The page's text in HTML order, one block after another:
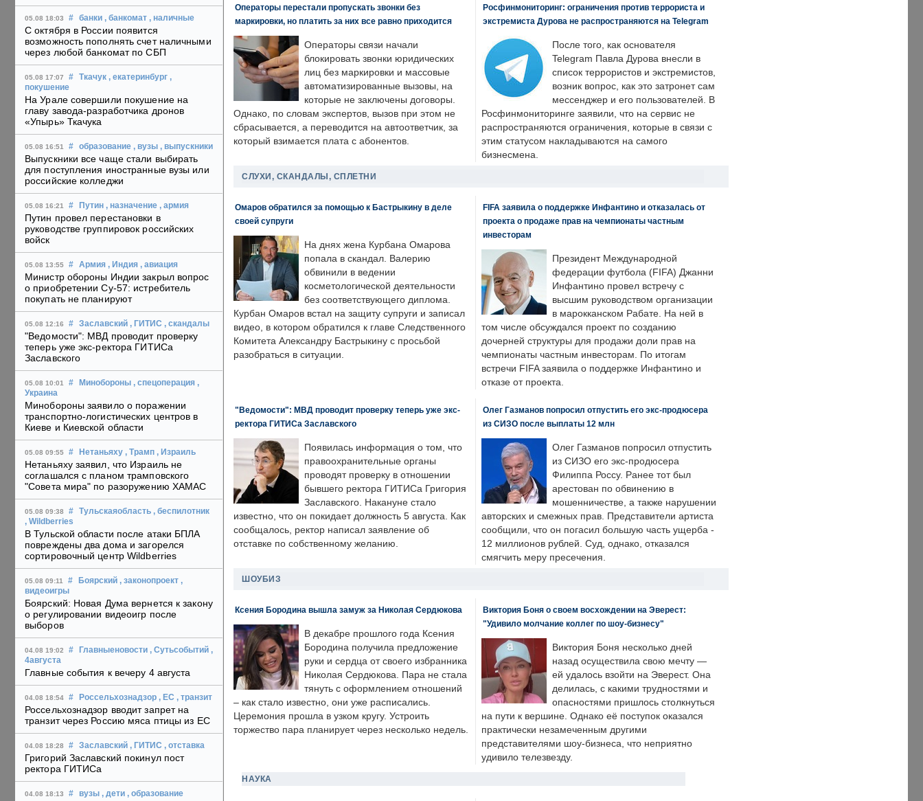
05.08 18:03 # банки , банкомат , наличные
С октября в России появится
возможность пополнять счет наличными
через любой банкомат по СБП
05.08 17:07 # Ткачук , екатеринбург ,
покушение
На Урале совершили покушение на
главу завода-разработчика дронов
«Упырь» Ткачука
05.08 16:51 # образование , вузы , выпускники
Выпускники все чаще стали выбирать
для поступления иностранные вузы или
российские колледжи
05.08 16:21 # Путин , назначение , армия
Путин провел перестановки в
руководстве группировок российских
войск
05.08 13:55 # Армия , Индия , авиация
Министр обороны Индии закрыл вопрос
о приобретении Су-57: истребитель
покупать не планируют
05.08 12:16 # Заславский , ГИТИС , скандалы
"Ведомости": МВД проводит проверку
теперь уже экс-ректора ГИТИСа
Заславского
05.08 10:01 # Минобороны , спецоперация ,
Украина
Минобороны заявило о поражении
транспортно-логистических центров в
Киеве и Киевской области
05.08 09:55 # Нетаньяху , Трамп , Израиль
Нетаньяху заявил, что Израиль не
соглашался с планом трамповского
"Совета мира" по разоружению ХАМАС
05.08 09:38 # Тульскаяобласть , беспилотник
, Wildberries
В Тульской области после атаки БПЛА
повреждены два дома и загорелся
сортировочный центр Wildberries
05.08 09:11 # Боярский , законопроект ,
видеоигры
Боярский: Новая Дума вернется к закону
о регулировании видеоигр после
выборов
04.08 19:02 # Главныеновости , Сутьсобытий ,
4августа
Главные события к вечеру 4 августа
04.08 18:54 # Россельхознадзор , ЕС , транзит
Россельхознадзор вводит запрет на
транзит через Россию мяса птицы из ЕС
04.08 18:28 # Заславский , ГИТИС , отставка
Григорий Заславский покинул пост
ректора ГИТИСа
04.08 18:13 # вузы , дети , образование
Операторы перестали пропускать звонки без
маркировки, но платить за них все равно приходится
Операторы связи начали
блокировать звонки юридических
лиц без маркировки и массовые
автоматизированные вызовы, на
которые не заключены договоры.
Однако, по словам экспертов, вызов при этом не
сбрасывается, а переводится на автоответчик, за
который взимается плата с абонентов.
Росфинмониторинг: ограничения против террориста и
экстремиста Дурова не распространяются на Telegram
После того, как основателя
Telegram Павла Дурова внесли в
список террористов и экстремистов,
возник вопрос, как это затронет сам
мессенджер и его пользователей. В
Росфинмониторинге заявили, что на сервис не
распространяются ограничения, которые в связи с
этим статусом накладываются на самого
бизнесмена.
СЛУХИ, СКАНДАЛЫ, СПЛЕТНИ
Омаров обратился за помощью к Бастрыкину в деле
своей супруги
На днях жена Курбана Омарова
попала в скандал. Валерию
обвинили в ведении
косметологической деятельности
без соответствующего диплома.
Курбан Омаров встал на защиту супруги и записал
видео, в котором обратился к главе Следственного
Комитета Александру Бастрыкину с просьбой
разобраться в ситуации.
FIFA заявила о поддержке Инфантино и отказалась от
проекта о продаже прав на чемпионаты частным
инвесторам
Президент Международной
федерации футбола (FIFA) Джанни
Инфантино провел встречу с
высшим руководством организации
в марокканском Рабате. На ней в
том числе обсуждался проект по созданию
дочерней структуры для продажи доли прав на
чемпионаты частным инвесторам. По итогам
встречи FIFA заявила о поддержке Инфантино и
отказе от проекта.
"Ведомости": МВД проводит проверку теперь уже экс-
ректора ГИТИСа Заславского
Появилась информация о том, что
правоохранительные органы
проводят проверку в отношении
бывшего ректора ГИТИСа Григория
Заславского. Накануне стало
известно, что он покидает должность 5 августа. Как
сообщалось, ректор написал заявление об
отставке по собственному желанию.
Олег Газманов попросил отпустить его экс-продюсера
из СИЗО после выплаты 12 млн
Олег Газманов попросил отпустить
из СИЗО его экс-продюсера
Филиппа Россу. Ранее тот был
арестован по обвинению в
мошенничестве, а также нарушении
авторских и смежных прав. Представители артиста
сообщили, что он погасил большую часть ущерба -
12 миллионов рублей. Суд, однако, отказался
смягчить меру пресечения.
ШОУБИЗ
Ксения Бородина вышла замуж за Николая Сердюкова
В декабре прошлого года Ксения
Бородина получила предложение
руки и сердца от своего избранника
Николая Сердюкова. Пара не стала
тянуть с оформлением отношений
– как стало известно, они уже расписались.
Церемония прошла в узком кругу. Устроить
торжество пара планирует через несколько недель.
Виктория Боня о своем восхождении на Эверест:
"Удивило молчание коллег по шоу-бизнесу"
Виктория Боня несколько дней
назад осуществила свою мечту —
ей удалось взойти на Эверест. Она
делилась, с какими трудностями и
опасностями пришлось столкнуться
на пути к вершине. Однако её поступок оказался
практически незамеченным другими
представителями шоу-бизнеса, что неприятно
удивило телезвезду.
НАУКА